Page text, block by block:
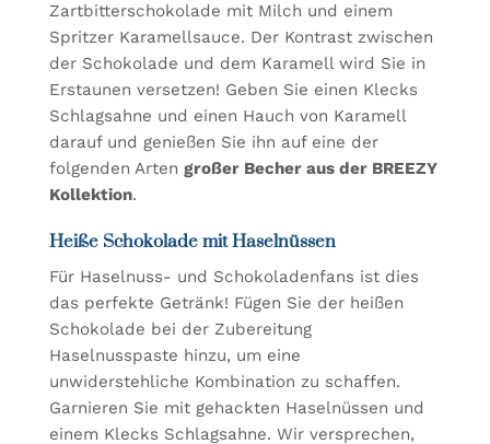
Zartbitterschokolade mit Milch und einem
Spritzer Karamellsauce. Der Kontrast zwischen
der Schokolade und dem Karamell wird Sie in
Erstaunen versetzen! Geben Sie einen Klecks
Schlagsahne und einen Hauch von Karamell
darauf und genießen Sie ihn auf eine der
folgenden Arten großer Becher aus der BREEZY
Kollektion.
Heiße Schokolade mit Haselnüssen
Für Haselnuss- und Schokoladenfans ist dies
das perfekte Getränk! Fügen Sie der heißen
Schokolade bei der Zubereitung
Haselnusspaste hinzu, um eine
unwiderstehliche Kombination zu schaffen.
Garnieren Sie mit gehackten Haselnüssen und
einem Klecks Schlagsahne. Wir versprechen,